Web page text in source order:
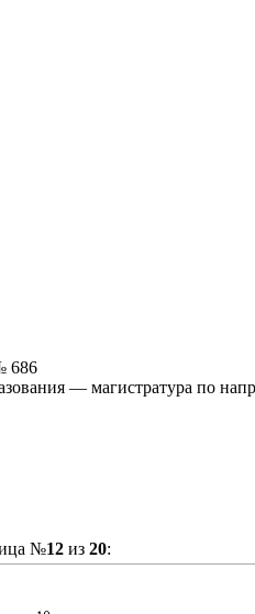
686
— магистратура по
№12из 20: